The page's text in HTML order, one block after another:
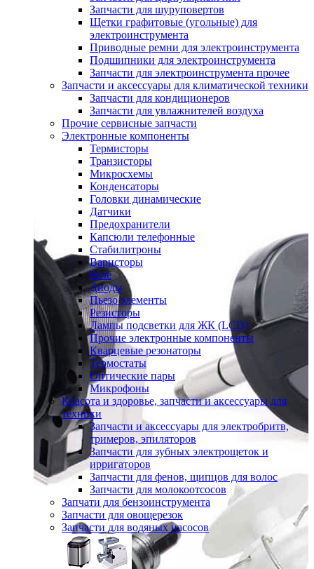
Запчасти для шуруповертов
Щетки графитовые (угольные) для
электроинструмента
Приводные ремни для электроинструмента
Подшипники для электроинструмента
Запчасти для электроинструмента прочее
Запчасти и аксессуары для климатической техники
Запчасти для кондиционеров
Запчасти для увлажнителей воздуха
Прочие сервисные запчасти
Электронные компоненты
Термисторы
Транзисторы
Микросхемы
Конденсаторы
Головки динамические
Датчики
Предохранители
Капсюли телефонные
Стабилитроны
Варисторы
Реле
Диоды
Пьезо элементы
Резисторы
Лампы подсветки для ЖК (LCD)
Прочие электронные компоненты
Кварцевые резонаторы
Термостаты
Оптические пары
Микрофоны
Красота и здоровье, запчасти и аксессуары для
техники
Запчасти и аксессуары для электробритв,
тримеров, эпиляторов
Запчасти для зубных электрощеток и
ирригаторов
Запчасти для фенов, щипцов для волос
Запчасти для молокоотсосов
Запчати для бензоинструмента
Запчасти для овощерезок
Запчасти для водяных насосов